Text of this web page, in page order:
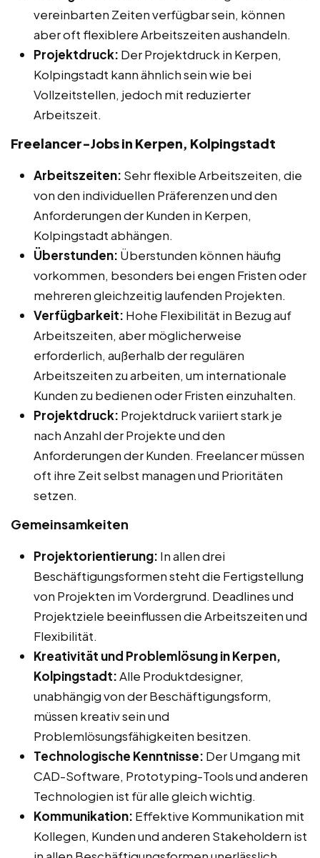
vereinbarten Zeiten verfügbar sein, können
aber oft flexiblere Arbeitszeiten aushandeln.
Projektdruck: Der Projektdruck in Kerpen,
Kolpingstadt kann ähnlich sein wie bei
Vollzeitstellen, jedoch mit reduzierter
Arbeitszeit.
Freelancer-Jobs in Kerpen, Kolpingstadt
Arbeitszeiten: Sehr flexible Arbeitszeiten, die
von den individuellen Präferenzen und den
Anforderungen der Kunden in Kerpen,
Kolpingstadt abhängen.
Überstunden: Überstunden können häufig
vorkommen, besonders bei engen Fristen oder
mehreren gleichzeitig laufenden Projekten.
Verfügbarkeit: Hohe Flexibilität in Bezug auf
Arbeitszeiten, aber möglicherweise
erforderlich, außerhalb der regulären
Arbeitszeiten zu arbeiten, um internationale
Kunden zu bedienen oder Fristen einzuhalten.
Projektdruck: Projektdruck variiert stark je
nach Anzahl der Projekte und den
Anforderungen der Kunden. Freelancer müssen
oft ihre Zeit selbst managen und Prioritäten
setzen.
Gemeinsamkeiten
Projektorientierung: In allen drei
Beschäftigungsformen steht die Fertigstellung
von Projekten im Vordergrund. Deadlines und
Projektziele beeinflussen die Arbeitszeiten und
Flexibilität.
Kreativität und Problemlösung in Kerpen,
Kolpingstadt:Alle Produktdesigner,
unabhängig von der Beschäftigungsform,
müssen kreativ sein und
Problemlösungsfähigkeiten besitzen.
Technologische Kenntnisse: Der Umgang mit
CAD-Software, Prototyping-Tools und anderen
Technologien ist für alle gleich wichtig.
Kommunikation: Effektive Kommunikation mit
Kollegen, Kunden und anderen Stakeholdern ist